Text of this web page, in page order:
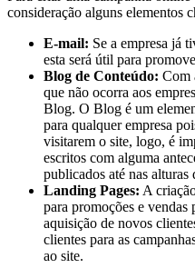
consideração alguns elementos
E-mail: Se a empresa já
esta será útil para
Blog de Conteúdo: Com
que não ocorra aos
Blog. O Blog é um
para qualquer empresa
visitarem o site, logo, é
escritos com alguma
publicados até nas
Landing Pages: A
para promoções e vendas
aquisição de novos
clientes para as
ao site.